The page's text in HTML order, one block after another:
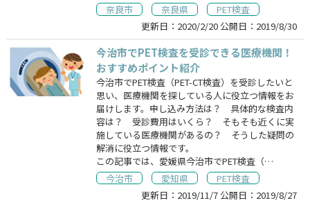
奈良市
奈良県
PET検査
更新日： 2020/2/20 公開日： 2019/8/30
今治市でPET検査を受診できる医療機関！
おすすめポイント紹介
今治市でPET検査（PET-CT検査）を受診したいと
思い、医療機関を探している人に役立つ情報をお
届けします。申し込み方法は？ 具体的な検査内
容は？ 受診費用はいくら？ そもそも近くに実
施している医療機関があるの？ そうした疑問の
解消に役立つ情報です。
この記事では、愛媛県今治市でPET検査（…
今治市
愛知県
PET検査
更新日： 2019/11/7 公開日： 2019/8/27